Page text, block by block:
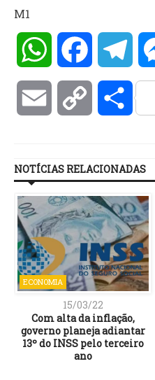
M1
WhatsAppFacebook
Email Copy
NOTÍCIAS RELACIONADAS
ECONOMIA
15/03/22
Com alta da inflação,
governo planeja adiantar
13º do INSS pelo terceiro
ano